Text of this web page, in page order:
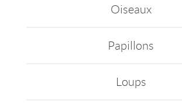
Oiseaux
Papillons
Loups